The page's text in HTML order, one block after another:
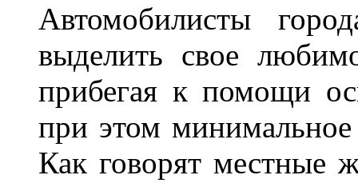
Автомобилисты
выделить свое
прибегая к помощи
при этом минимальное
Как говорят местные